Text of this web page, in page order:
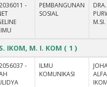
-
PEMBANGUNAN
SOSIAL
DRA.
IKOM, M. I. KOM ( 1 )
-
ILMU
KOMUNIKASI